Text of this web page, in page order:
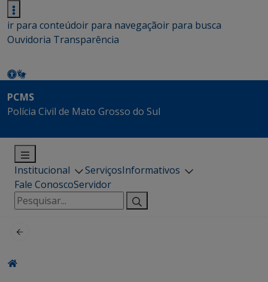
ir para conteúdoir para navegaçãoir para busca
Ouvidoria Transparência
PCMS
Polícia Civil de Mato Grosso do Sul
Institucional ServiçosInformativos
Fale ConoscoServidor
Pesquisar
por: